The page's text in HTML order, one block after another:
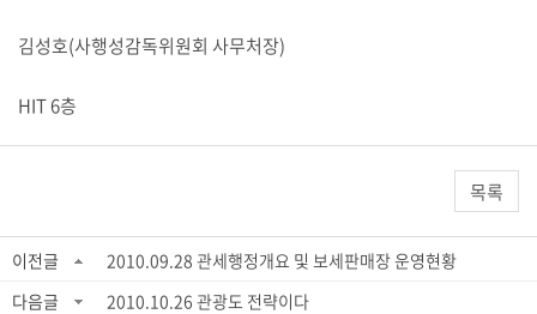
김성호(사행성감독위원회 사무처장)
HIT 6층
목록
이전글
2010.09.28 관세행정개요 및 보세판매장 운영현황
다음글
2010.10.26 관광도 전략이다